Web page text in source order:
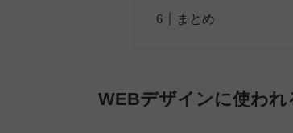
まとめ
WEBデザインに使わ